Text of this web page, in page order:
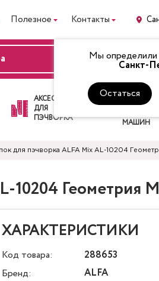
Полезное Контакты
Мы определили
Санкт-
Остаться
АКСЕССУАРЫ
ДЛЯ
ПЭЧВОРКА
ЛАПКИ
ДЛЯ
МАШИН
для пэчворка ALFA Mix AL-10204
10204 Геометрия
ХАРАКТЕРИСТИКИ
Код товара:
288653
Бренд:
ALFA